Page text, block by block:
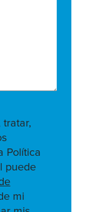
tratar,
Política
puede
mi